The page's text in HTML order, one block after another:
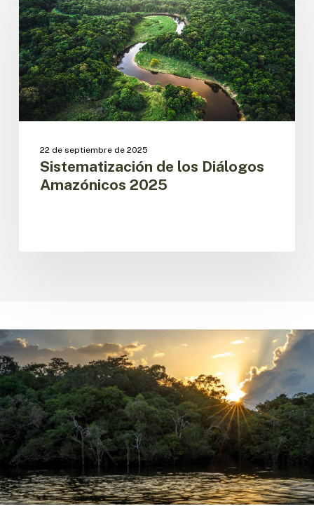
los
Diálogos
Amazónicos
2025
22 de septiembre de 2025
Sistematización de los Diálogos
Amazónicos 2025